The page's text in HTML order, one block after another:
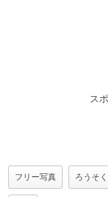
ス
フリー写真 ろうそ